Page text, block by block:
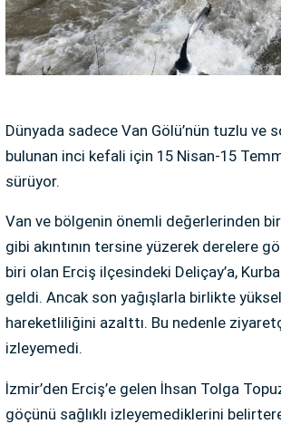
Dünyada sadece Van Gölü’nün tuzlu ve
bulunan inci kefali için 15 Nisan-15
sürüyor.
Van ve bölgenin önemli değerlerinden
gibi akıntının tersine yüzerek derelere
biri olan Erciş ilçesindeki Deliçay’a,
geldi. Ancak son yağışlarla birlikte
hareketliliğini azalttı. Bu nedenle
izleyemedi.
İzmir’den Erciş’e gelen İhsan Tolga
göçünü sağlıklı izleyemediklerini